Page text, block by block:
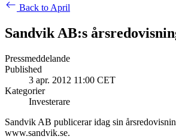
Back to April
Sandvik AB:s
Pressmeddelande
Published
3 apr. 2012 11:00 CET
Kategorier
Investerare
Sandvik AB publicerar idag sin
www.sandvik.se.